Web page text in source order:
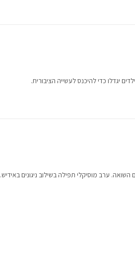
ערב מוסיקלי תפילה בשילוב ניגונים באידיש.